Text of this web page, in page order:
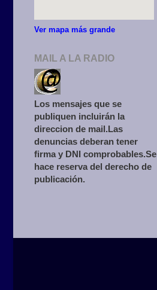
Ver mapa más grande
MAIL A LA RADIO
Los mensajes que se
publiquen incluirán la
direccion de mail.Las
denuncias deberan tener
firma y DNI comprobables.Se
hace reserva del derecho de
publicación.